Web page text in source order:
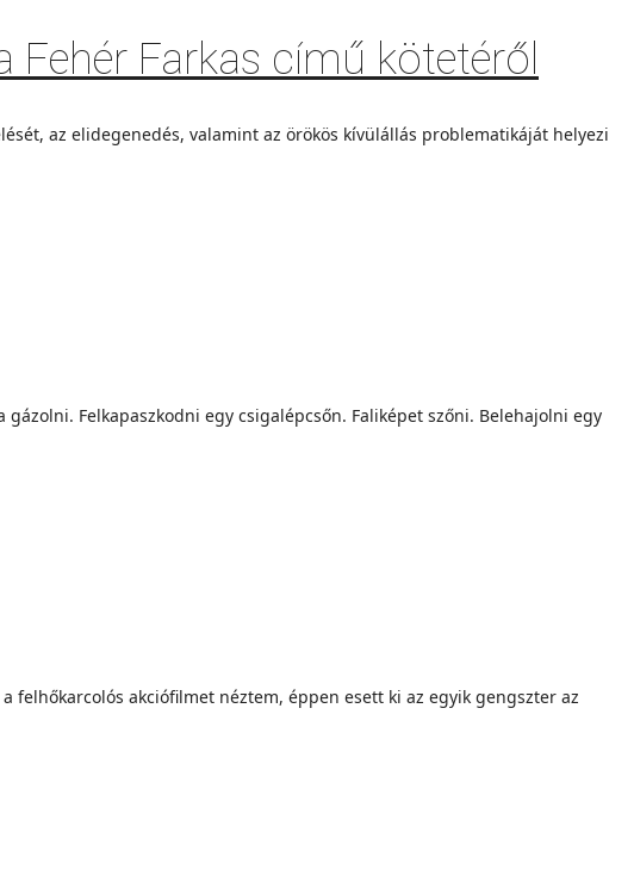
Farkas című kötetéről
az elidegenedés, valamint az örökös kívülállás problematikáját helyezi
Felkapaszkodni egy csigalépcsőn. Faliképet szőni. Belehajolni egy
akciófilmet néztem, éppen esett ki az egyik gengszter az